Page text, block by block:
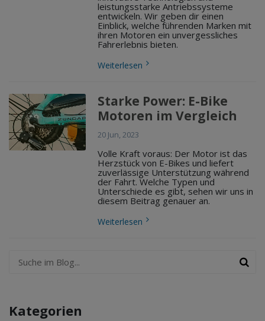
leistungsstarke Antriebssysteme
entwickeln. Wir geben dir einen
Einblick, welche führenden Marken mit
ihren Motoren ein unvergessliches
Fahrerlebnis bieten.
Weiterlesen
Starke Power: E-Bike
Motoren im Vergleich
20 Jun, 2023
Volle Kraft voraus: Der Motor ist das
Herzstück von E-Bikes und liefert
zuverlässige Unterstützung während
der Fahrt. Welche Typen und
Unterschiede es gibt, sehen wir uns in
diesem Beitrag genauer an.
Weiterlesen
Kategorien